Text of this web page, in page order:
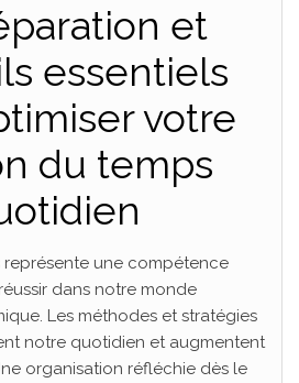
et
essentiels
votre
du temps
une compétence
dans notre monde
Les méthodes et stratégies
notre quotidien et augmentent
organisation réfléchie dès le